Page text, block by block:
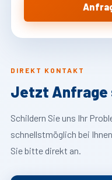
DIREKT KONTAKT
Jetzt Anfrage
Schildern Sie uns Ihr
schnellstmöglich bei
Sie bitte direkt an.